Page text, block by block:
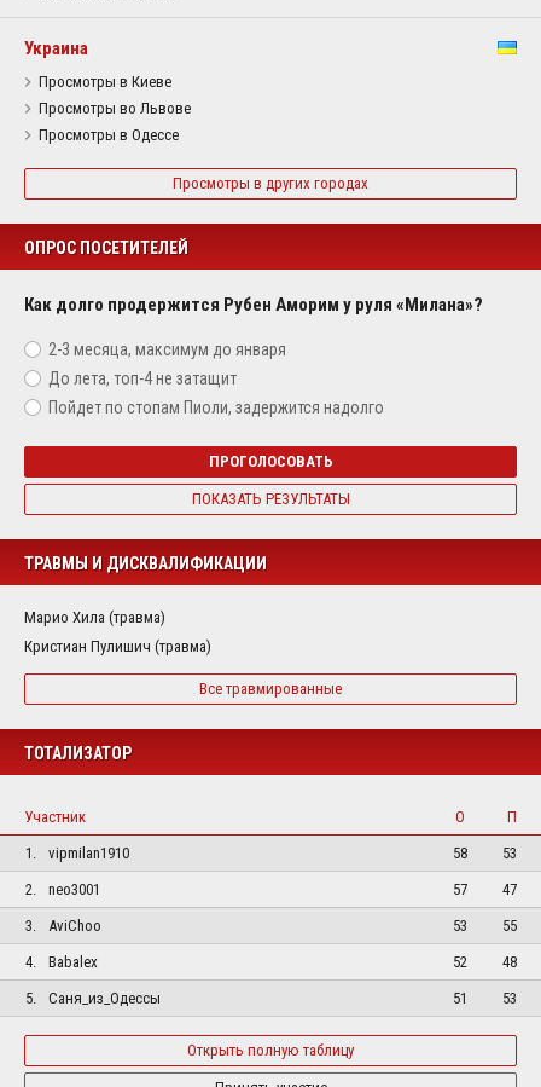
Украина
Просмотры в Киеве
Просмотры во Львове
Просмотры в Одессе
Просмотры в других городах
ОПРОС ПОСЕТИТЕЛЕЙ
Как долго продержится Рубен Аморим у руля «Милана»?
2-3 месяца, максимум до января
До лета, топ-4 не затащит
Пойдет по стопам Пиоли, задержится надолго
ПРОГОЛОСОВАТЬ
ПОКАЗАТЬ РЕЗУЛЬТАТЫ
ТРАВМЫ И ДИСКВАЛИФИКАЦИИ
Марио Хила (травма)
Кристиан Пулишич (травма)
Все травмированные
ТОТАЛИЗАТОР
Участник О
П
1.
vipmilan1910 58
53
2.
neo3001 57
47
3.
AviChoo 53
55
4.
Babalex 52
48
5.
Саня_из_Одессы 51 53
Открыть полную таблицу